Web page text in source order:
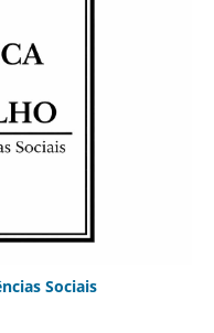
Sociais